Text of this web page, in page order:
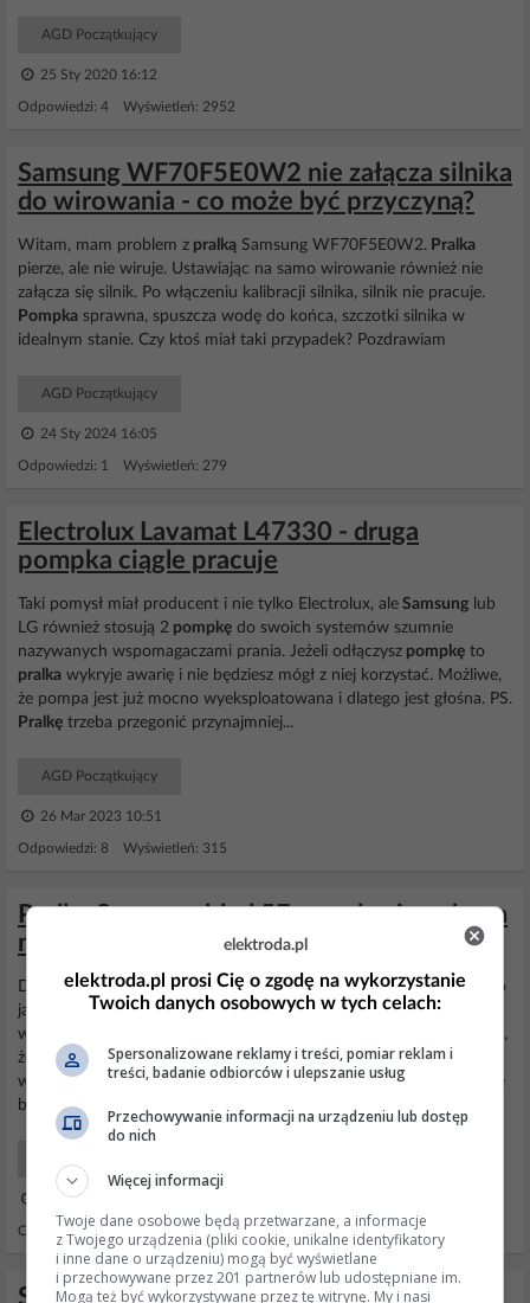
AGD Początkujący
25 Sty 2020 16:12
Odpowiedzi: 4 Wyświetleń: 2952
Samsung WF70F5E0W2 nie załącza silnika
do wirowania - co może być przyczyną?
Witam, mam problem z pralką Samsung WF70F5E0W2. Pralka
pierze, ale nie wiruje. Ustawiając na samo wirowanie również nie
załącza się silnik. Po włączeniu kalibracji silnika, silnik nie pracuje.
Pompka sprawna, spuszcza wodę do końca, szczotki silnika w
idealnym stanie. Czy ktoś miał taki przypadek? Pozdrawiam
AGD Początkujący
24 Sty 2024 16:05
Odpowiedzi: 1 Wyświetleń: 279
Electrolux Lavamat L47330 - druga
pompka ciągle pracuje
Taki pomysł miał producent i nie tylko Electrolux, ale Samsung lub
LG również stosują 2 pompkę do swoich systemów szumnie
nazywanych wspomagaczami prania. Jeżeli odłączysz pompkę to
pralka wykryje awarię i nie będziesz mógł z niej korzystać. Możliwe,
że pompa jest już mocno wyeksploatowana i dlatego jest głośna. PS.
Pralkę trzeba przegonić przynajmniej...
AGD Początkujący
26 Mar 2023 10:51
Odpowiedzi: 8 Wyświetleń: 315
Pralka Samsung błąd 5E - woda nie spływa
mimo wymiany pompy i czyszczenia
Do sprawdzenia filtr z kulką bedący w ścianie - jeśli jest sprężyna to
ją wyrzucić. Jeśli jest kulka w wężu "zbiornik - filtr" to kulkę też
wyrzucić, bo ona potrafi tak mocno przyciskac odpływ w zbiorniku,
że
pompka nie daje rady zassać wody. Dodatkowo w tychpralkach
wkład filtra dochodzi do końcowej ściankipompkitak, że pozostaje
bardzo małą szczelinka,...
06 Lis 2013 13:10
Odpowiedzi: 9 Wyświetleń: 19476
Samsung WM1255AGS/XEO - błąd 4E 1
elektroda.pl
elektroda.pl prosi Cię o zgodę na wykorzystanie
Twoich danych osobowych w tych celach:
Spersonalizowane reklamy i treści, pomiar reklam i
treści, badanie odbiorców i ulepszanie usług
Przechowywanie informacji na urządzeniu lub dostęp
do nich
Więcej informacji
Twoje dane osobowe będą przetwarzane, a informacje
z Twojego urządzenia (pliki cookie, unikalne identyfikatory
i inne dane o urządzeniu) mogą być wyświetlane
i przechowywane przez 201 partnerów lub udostępniane im.
Mogą też być wykorzystywane przez tę witrynę. My i nasi